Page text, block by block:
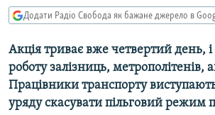
пошуку
УКРАЇНА
СВІТ
ТИ ЯК?
СХЕМИ
ПРИАЗОВ’Я
КИТАЙ.ВИКЛИКИ
Додати Радіо Свобода як бажане джерело в
Акція триває вже четвертий день,
роботу залізниць, метрополітенів,
Працівники транспорту
уряду скасувати пільговий режим